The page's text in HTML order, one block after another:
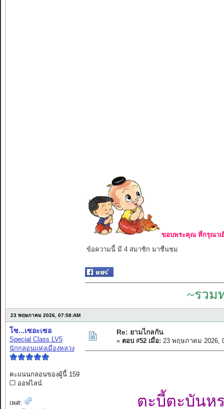
ขอบพระคุณ ที่กรุณาเ
ข้อความนี้ มี 4 สมาชิก มาชื่นชม
~รวม
23 พฤษภาคม 2026, 07:58:AM
โซ...เซอะเซอ
Special Class LV5
นักกลอนแห่งเมืองหลวง
คะแนนกลอนของผู้นี้ 159
ออฟไลน์
เพศ:
Re: ยามไกลกัน
« ตอบ #52 เมื่อ: 23 พฤษภาคม 2026,
ตะบี้ตะบันห